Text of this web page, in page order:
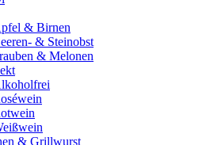
& Birnen
& Steinobst
& Melonen
& Grillwurst